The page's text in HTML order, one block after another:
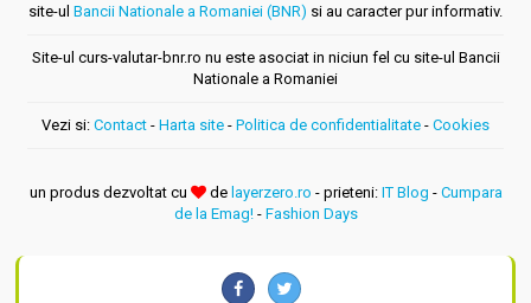
site-ul Bancii Nationale a Romaniei (BNR) si au caracter pur informativ.
Site-ul curs-valutar-bnr.ro nu este asociat in niciun fel cu site-ul Bancii
Nationale a Romaniei
Vezi si: Contact - Harta site - Politica de confidentialitate - Cookies
un produs dezvoltat cu de layerzero.ro - prieteni: IT Blog - Cumpara
de la Emag!- Fashion Days